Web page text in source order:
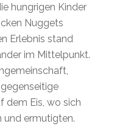
hungrigen Kinder
Nuggets
Erlebnis stand
im Mittelpunkt.
dem Eis, wo sich
und ermutigten.